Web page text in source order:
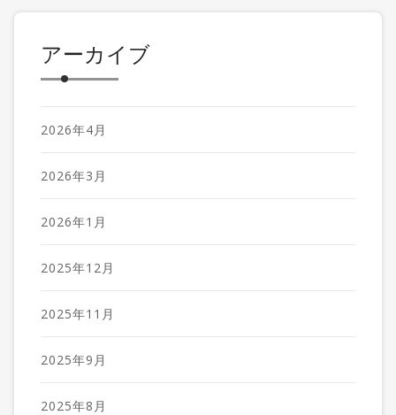
アーカイブ
2026年4月
2026年3月
2026年1月
2025年12月
2025年11月
2025年9月
2025年8月